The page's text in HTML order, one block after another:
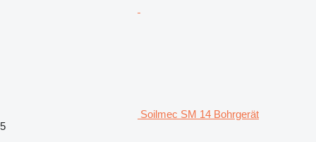
Soilmec SM 14 Bohrgerät
5